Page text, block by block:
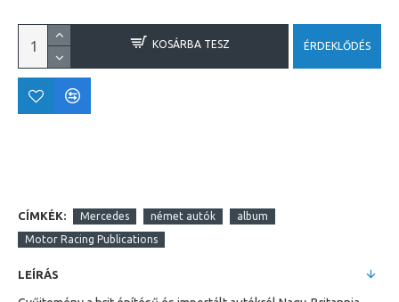
KOSÁRBA TESZ ÉRDEKLŐDÉS
CÍMKÉK: Mercedes német autók album
Motor Racing Publications
LEÍRÁS